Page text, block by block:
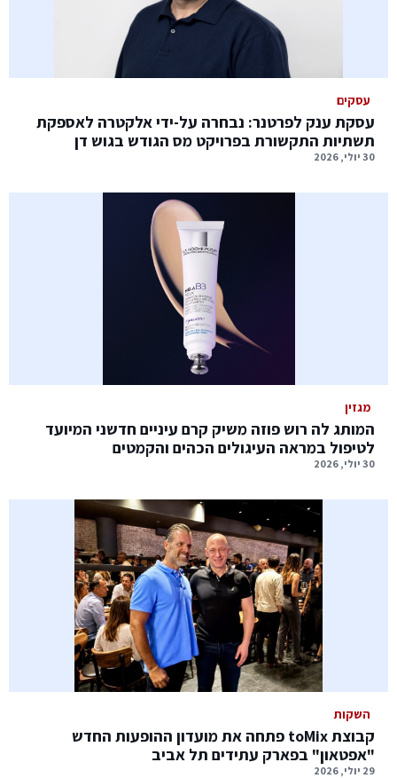
עסקים
עסקת ענק לפרטנר: נבחרה על-ידי אלקטרה לאספקת
תשתיות התקשורת בפרויקט מס הגודש בגוש דן
30 יולי, 2026
מגזין
המותג לה רוש פוזה משיק קרם עיניים חדשני המיועד
לטיפול במראה העיגולים הכהים והקמטים
30 יולי, 2026
השקות
קבוצת toMix פתחה את מועדון ההופעות החדש
"אפטאון" בפארק עתידים תל אביב
29 יולי, 2026